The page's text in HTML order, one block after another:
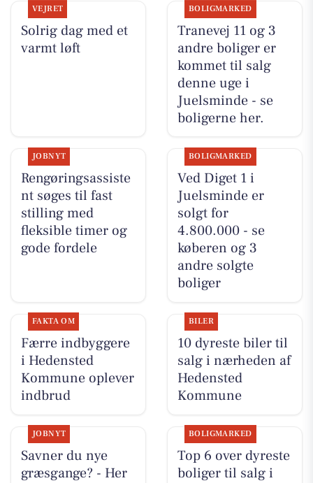
VEJRET
Solrig dag med et
varmt løft
BOLIGMARKED
Tranevej 11 og 3
andre boliger er
kommet til salg
denne uge i
Juelsminde - se
boligerne her.
JOBNYT
Rengøringsassiste
nt søges til fast
stilling med
fleksible timer og
gode fordele
BOLIGMARKED
Ved Diget 1 i
Juelsminde er
solgt for
4.800.000 - se
køberen og 3
andre solgte
boliger
FAKTA OM
Færre indbyggere
i Hedensted
Kommune oplever
indbrud
BILER
10 dyreste biler til
salg i nærheden af
Hedensted
Kommune
JOBNYT
Savner du nye
græsgange? - Her
BOLIGMARKED
Top 6 over dyreste
boliger til salg i